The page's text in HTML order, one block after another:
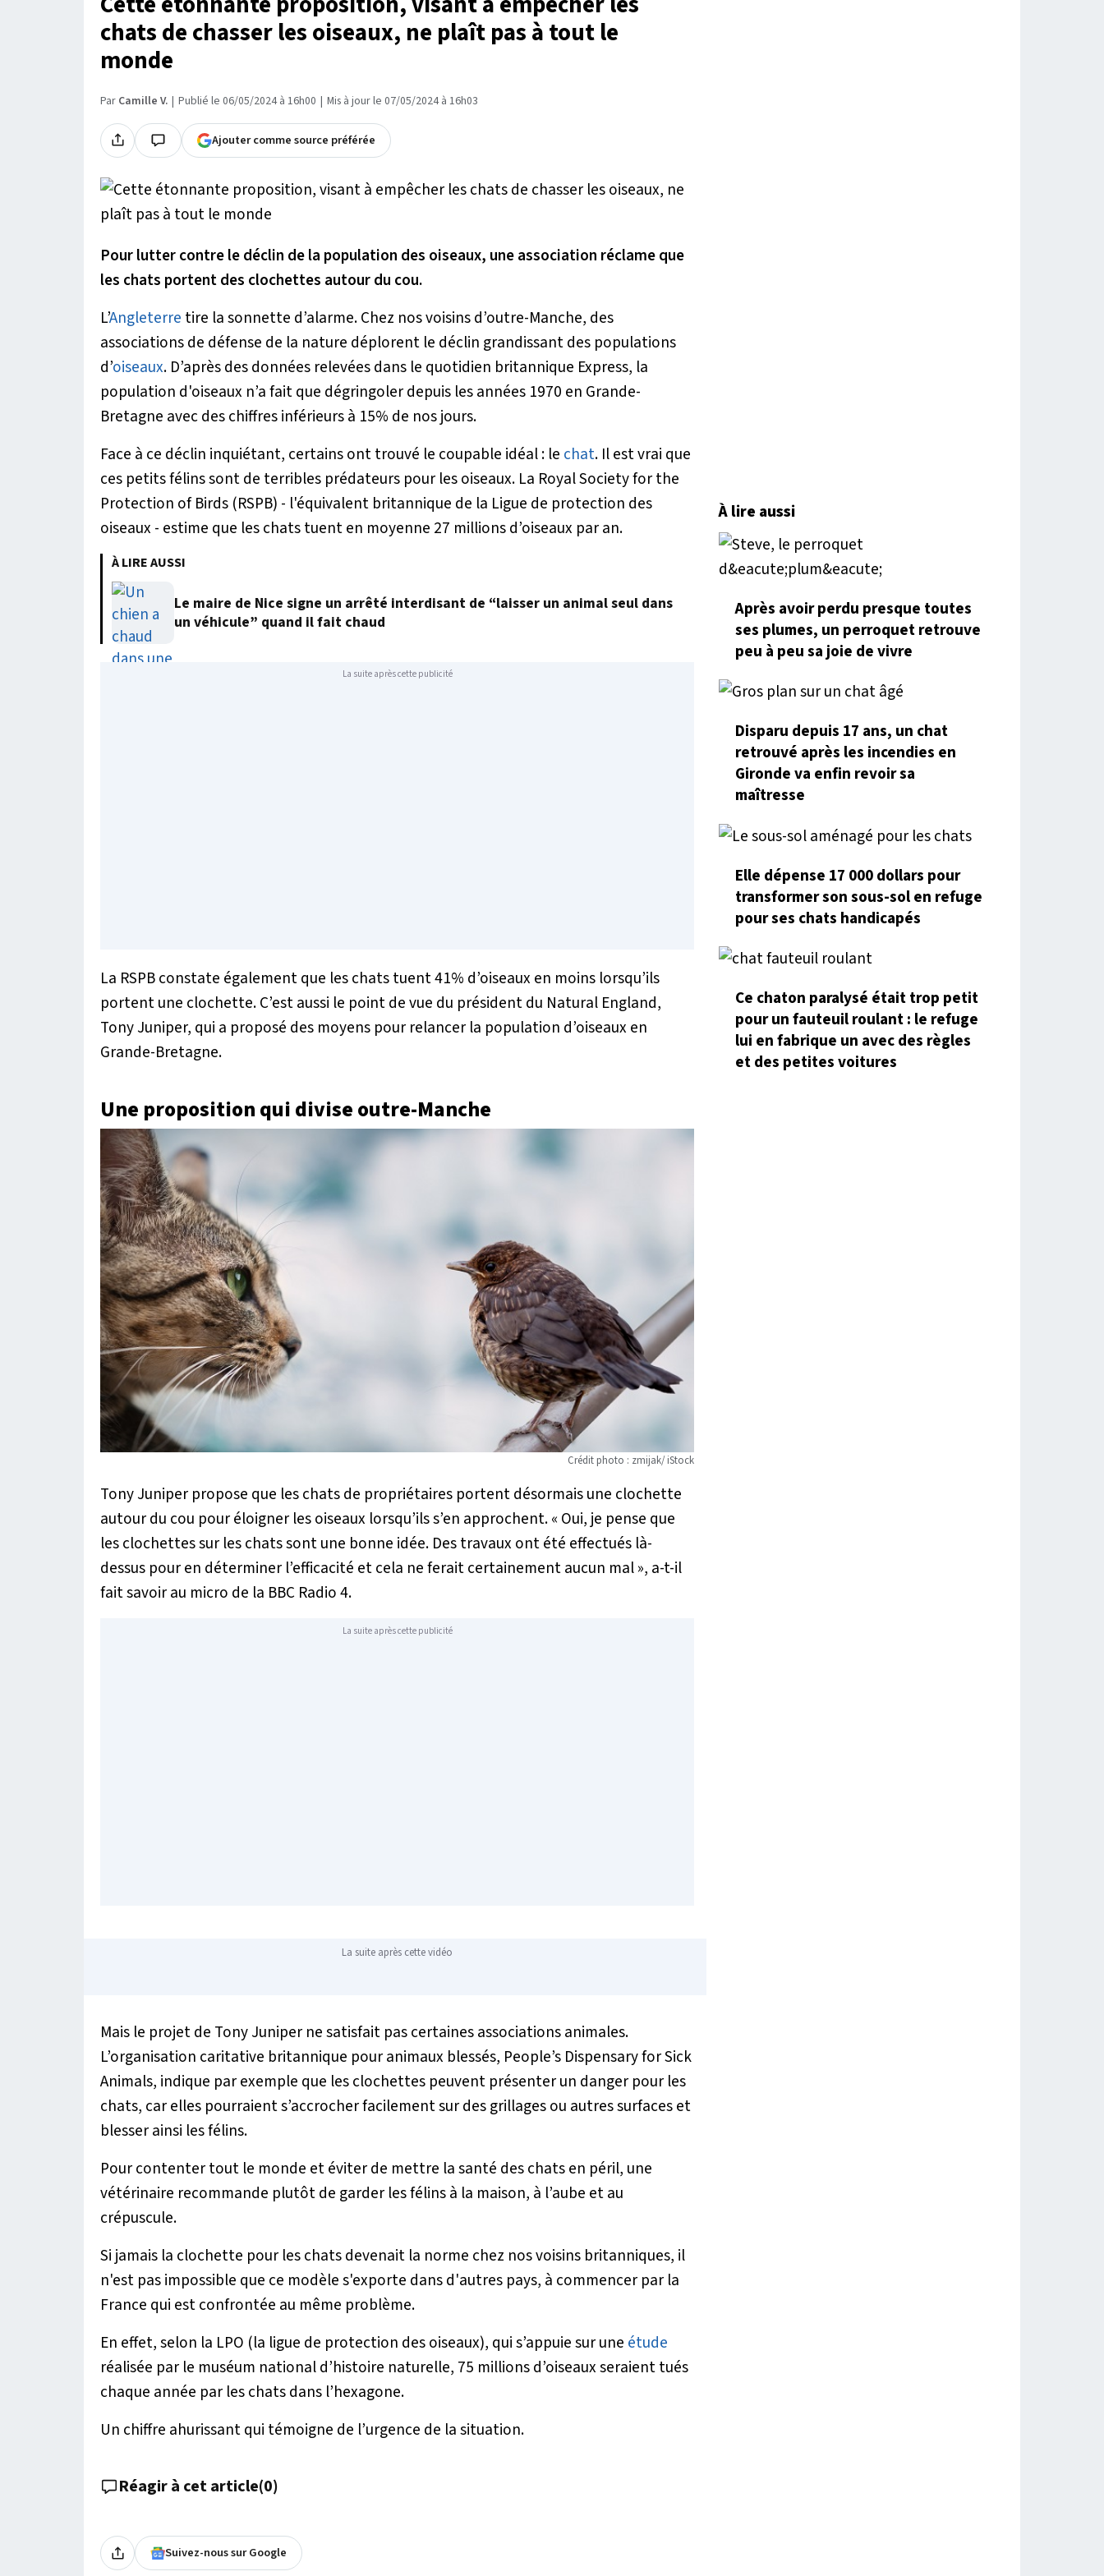
chats de chasser les oiseaux, ne plaît pas à tout le
monde
Par Camille V. Publié le 06/05/2024 à 16h00 | Mis à jour le 07/05/2024 à 16h03
Ajouter comme source préférée
Pour lutter contre le déclin de la population des oiseaux, une association réclame que
les chats portent des clochettes autour du cou.
L’Angleterre tire la sonnette d’alarme. Chez nos voisins d’outre-Manche, des
associations de défense de la nature déplorent le déclin grandissant des populations
d’oiseaux. D’après des données relevées dans le quotidien britannique Express, la
population d'oiseaux n’a fait que dégringoler depuis les années 1970 en Grande-
Bretagne avec des chiffres inférieurs à 15% de nos jours.
Face à ce déclin inquiétant, certains ont trouvé le coupable idéal : le chat. Il est vrai que
ces petits félins sont de terribles prédateurs pour les oiseaux. La Royal Society for the
Protection of Birds (RSPB) - l'équivalent britannique de la Ligue de protection des
oiseaux - estime que les chats tuent en moyenne 27 millions d’oiseaux par an.
À LIRE AUSSI
Le maire de Nice signe un arrêté interdisant de “laisser un animal seul dans
un véhicule” quand il fait chaud
La suite après cette publicité
La RSPB constate également que les chats tuent 41% d’oiseaux en moins lorsqu’ils
portent une clochette. C’est aussi le point de vue du président du Natural England,
Tony Juniper, qui a proposé des moyens pour relancer la population d’oiseaux en
Grande-Bretagne.
Une proposition qui divise outre-Manche
Crédit photo : zmijak/ iStock
Tony Juniper propose que les chats de propriétaires portent désormais une clochette
autour du cou pour éloigner les oiseaux lorsqu’ils s’en approchent. « Oui, je pense que
les clochettes sur les chats sont une bonne idée. Des travaux ont été effectués là-
dessus pour en déterminer l’efficacité et cela ne ferait certainement aucun mal», a-t-il
fait savoir au micro de la BBC Radio 4.
La suite après cette publicité
La suite après cette vidéo
Mais le projet de Tony Juniper ne satisfait pas certaines associations animales.
L’organisation caritative britannique pour animaux blessés, People’s Dispensary for Sick
Animals, indique par exemple que les clochettes peuvent présenter un danger pour les
chats, car elles pourraient s’accrocher facilement sur des grillages ou autres surfaces et
blesser ainsi les félins.
Pour contenter tout le monde et éviter de mettre la santé des chats en péril, une
vétérinaire recommande plutôt de garder les félins à la maison, à l’aube et au
crépuscule.
Si jamais la clochette pour les chats devenait la norme chez nos voisins britanniques, il
n'est pas impossible que ce modèle s'exporte dans d'autres pays, à commencer par la
France qui est confrontée au même problème.
En effet, selon la LPO (la ligue de protection des oiseaux), qui s’appuie sur une étude
réalisée par le muséum national d’histoire naturelle, 75 millions d’oiseaux seraient tués
chaque année par les chats dans l’hexagone.
Un chiffre ahurissant qui témoigne de l’urgence de la situation.
Réagir à cet article(0)
Suivez-nous sur Google
À lire aussi
Après avoir perdu presque toutes
ses plumes, un perroquet retrouve
peu à peu sa joie de vivre
Disparu depuis 17 ans, un chat
retrouvé après les incendies en
Gironde va enfin revoir sa
maîtresse
Elle dépense 17 000 dollars pour
transformer son sous-sol en refuge
pour ses chats handicapés
Ce chaton paralysé était trop petit
pour un fauteuil roulant : le refuge
lui en fabrique un avec des règles
et des petites voitures